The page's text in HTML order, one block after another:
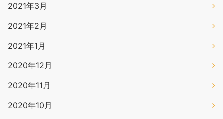
2021年3月
2021年2月
2021年1月
2020年12月
2020年11月
2020年10月